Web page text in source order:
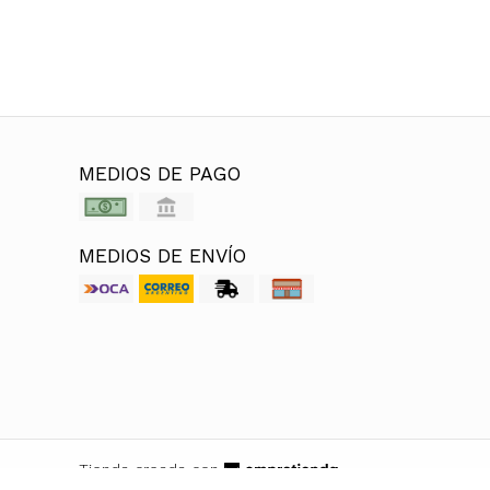
MEDIOS DE PAGO
MEDIOS DE ENVÍO
Tienda creada con